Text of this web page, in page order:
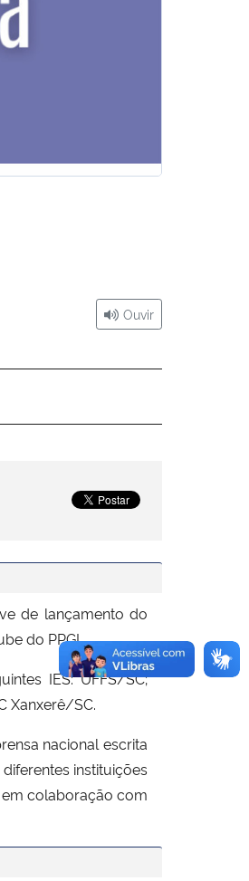
Ouvir
de lançamento do
do PPGL.
IES: UFFS/SC;
Xanxerê/SC.
nacional escrita
instituições
colaboração com